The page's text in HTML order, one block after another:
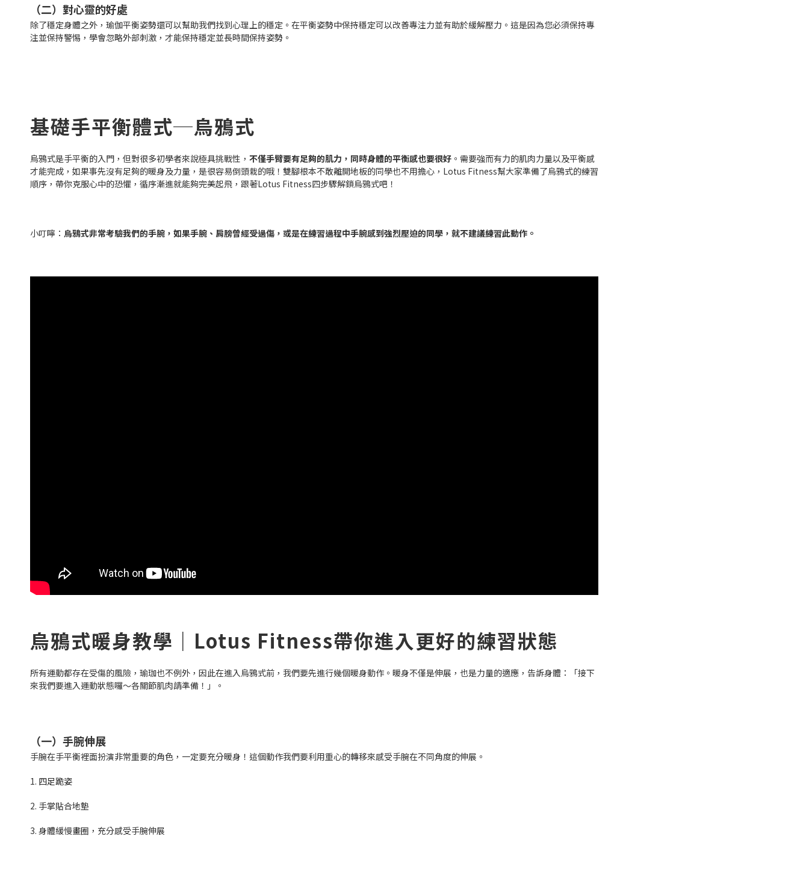
（二）對心靈的好處
除了穩定身體之外，瑜伽平衡姿勢還可以幫助我們找到心理上的穩定。在平衡姿勢中保持穩定可以改善專注力並有助於緩解壓力。這是因為您必須保持專
注並保持警惕，學會忽略外部刺激，才能保持穩定並長時間保持姿勢。
基礎手平衡體式─烏鴉式
烏鴉式是手平衡的入門，但對很多初學者來說極具挑戰性， 不僅手臂要有足夠的肌力，同時身體的平衡感也要很好 。需要強而有力的肌肉力量以及平衡感
才能完成，如果事先沒有足夠的暖身及力量，是很容易倒頭栽的哦！雙腳根本不敢離開地板的同學也不用擔心，Lotus Fitness幫大家準備了烏鴉式的練習
順序，帶你克服心中的恐懼，循序漸進就能夠完美起飛，跟著Lotus Fitness四步驟解鎖烏鴉式吧！
小叮嚀： 烏鴉式非常考驗我們的手腕， 如果手腕、肩膀曾經受過傷，或是在練習過程中手腕感到強烈壓迫的同學，就不建議練習此動作 。
烏鴉式暖身教學｜Lotus Fitness帶你進入更好的練習狀態
所有運動都存在受傷的風險，瑜珈也不例外，因此在進入烏鴉式前，我們要先進行幾個暖身動作。暖身不僅是伸展，也是力量的適應，告訴身體：「接下
來我們要進入運動狀態囉～各關節肌肉請準備！」。
（一）手腕伸展
手腕在手平衡裡面扮演非常重要的角色，一定要充分暖身！這個動作我們要利用重心的轉移來感受手腕在不同角度的伸展。
1. 四足跪姿
2. 手掌貼合地墊
3. 身體緩慢畫圈，充分感受手腕伸展